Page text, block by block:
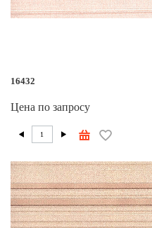
16432
Цена по запросу